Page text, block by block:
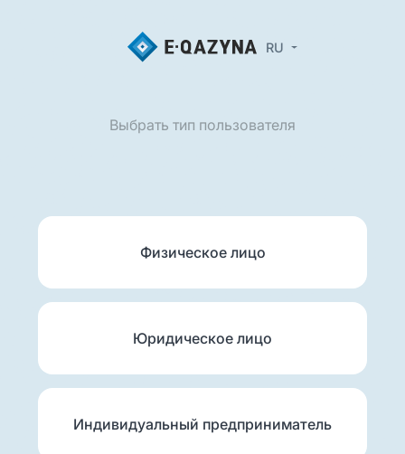
RU
Выбрать тип пользователя
Физическое лицо
Юридическое лицо
Индивидуальный предприниматель